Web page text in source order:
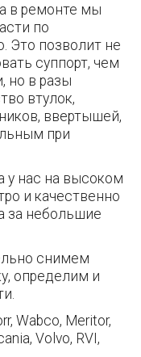
в ремонте мы
по
Это позволит не
суппорт, чем
но в разы
втулок,
ввертышей,
при
у нас на высоком
и качественно
за небольшие
снимем
определим и
Wabco, Meritor,
Volvo, RVI,